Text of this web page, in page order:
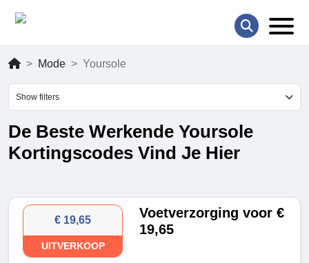
Mode Yoursole
Show filters
De Beste Werkende Yoursole
Kortingscodes Vind Je Hier
€ 19,65
UITVERKOOP
Voetverzorging voor €
19,65